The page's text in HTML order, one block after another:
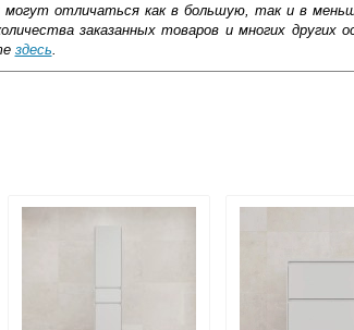
могут отличаться как в большую, так и в
заказанных товаров и многих других
здесь
так и самовывозом
и другие).